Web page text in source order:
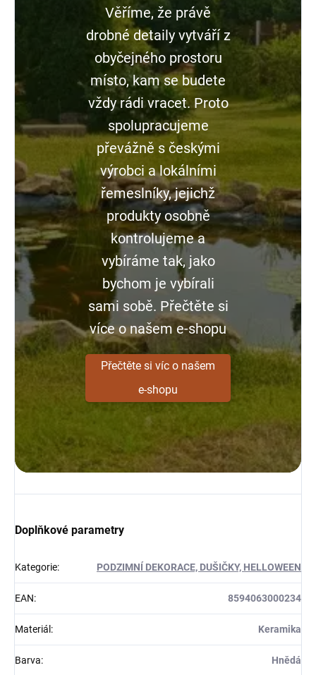
Věříme, že právě
drobné detaily vytváří z
obyčejného prostoru
místo, kam se budete
vždy rádi vracet. Proto
spolupracujeme
převážně s českými
výrobci a lokálními
řemeslníky, jejichž
produkty osobně
kontrolujeme a
vybíráme tak, jako
bychom je vybírali
sami sobě. Přečtěte si
více o našem e-shopu
Přečtěte si víc o našem
e-shopu
Doplňkové parametry
Kategorie: PODZIMNÍ DEKORACE, DUŠIČKY, HELLOWEEN
EAN: 8594063000234
Materiál : Keramika
Barva: Hnědá